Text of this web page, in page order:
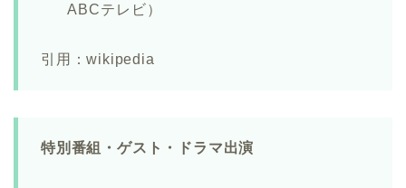
ABCテレビ）
引用：wikipedia
特別番組・ゲスト・ドラマ出演